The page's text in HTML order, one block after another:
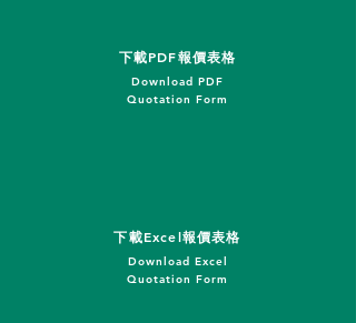
下載PDF報價表格
Download PDF
Quotation Form
下載Excel報價表格
Download Excel
Quotation Form